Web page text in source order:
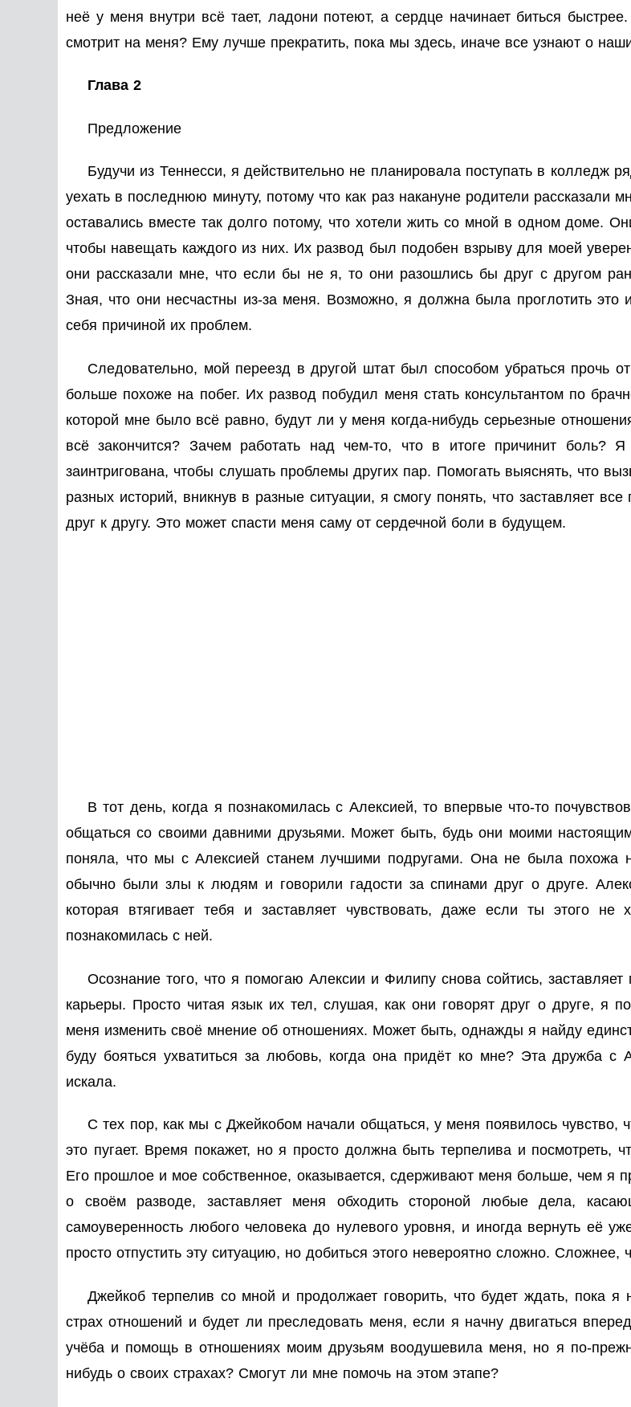
неё у меня внутри всё тает, ладони потеют, а сердце начинает биться
смотрит на меня? Ему лучше прекратить, пока мы здесь, иначе все узнают о
Глава 2
Предложение
Будучи из Теннесси, я действительно не планировала поступать в
уехать в последнюю минуту, потому что как раз накануне родители рассказали
оставались вместе так долго потому, что хотели жить со мной в одном доме.
чтобы навещать каждого из них. Их развод был подобен взрыву для моей
они рассказали мне, что если бы не я, то они разошлись бы друг с другом
Зная, что они несчастны из-за меня. Возможно, я должна была проглотить это
себя причиной их проблем.
Следовательно, мой переезд в другой штат был способом убраться прочь
больше похоже на побег. Их развод побудил меня стать консультантом по
которой мне было всё равно, будут ли у меня когда-нибудь серьезные
всё закончится? Зачем работать над чем-то, что в итоге причинит боль?
заинтригована, чтобы слушать проблемы других пар. Помогать выяснять, что
разных историй, вникнув в разные ситуации, я смогу понять, что заставляет
друг к другу. Это может спасти меня саму от сердечной боли в будущем.
В тот день, когда я познакомилась с Алексией, то впервые что-то
общаться со своими давними друзьями. Может быть, будь они моими
поняла, что мы с Алексией станем лучшими подругами. Она не была похожа
обычно были злы к людям и говорили гадости за спинами друг о друге.
которая втягивает тебя и заставляет чувствовать, даже если ты этого
познакомилась с ней.
Осознание того, что я помогаю Алексии и Филипу снова сойтись,
карьеры. Просто читая язык их тел, слушая, как они говорят друг о друге, я
меня изменить своё мнение об отношениях. Может быть, однажды я найду
буду бояться ухватиться за любовь, когда она придёт ко мне? Эта дружба
искала.
С тех пор, как мы с Джейкобом начали общаться, у меня появилось чувство,
это пугает. Время покажет, но я просто должна быть терпелива и посмотреть,
Его прошлое и мое собственное, оказывается, сдерживают меня больше, чем я
о своём разводе, заставляет меня обходить стороной любые дела,
самоуверенность любого человека до нулевого уровня, и иногда вернуть её
просто отпустить эту ситуацию, но добиться этого невероятно сложно.
Джейкоб терпелив со мной и продолжает говорить, что будет ждать, пока
страх отношений и будет ли преследовать меня, если я начну двигаться
учёба и помощь в отношениях моим друзьям воодушевила меня, но я по-
нибудь о своих страхах? Смогут ли мне помочь на этом этапе?